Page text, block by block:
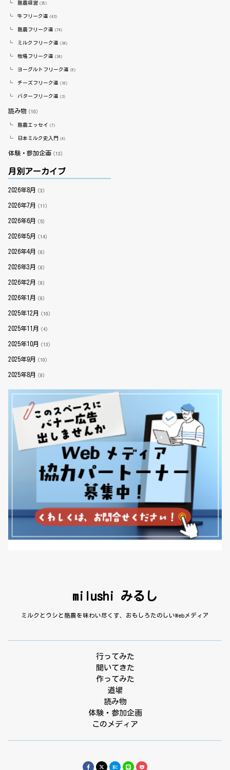
酪農経営（25）
牛フリーク道（43）
酪農フリーク道（74）
ミルクフリーク道（34）
牧場フリーク道（34）
ヨーグルトフリーク道（6）
チーズフリーク道（16）
バターフリーク道（3）
読み物（10）
酪農エッセイ （7）
日本ミルク史入門（4）
体験・参加企画（13）
月別アーカイブ
2026年8月 （3）
2026年7月 （11）
2026年6月 （5）
2026年5月 （14）
2026年4月 （9）
2026年3月 （8）
2026年2月 （9）
2026年1月 （9）
2025年12月 （10）
2025年11月 （4）
2025年10月 （13）
2025年9月 （10）
2025年8月 （9）
milushi みるし
ミルクとウシと酪農を味わい尽くす、おもしろたのしいWebメディア
行ってみた
聞いてきた
作ってみた
道場
読み物
体験・参加企画
このメディア